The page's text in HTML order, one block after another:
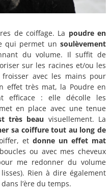
de coiffage. La poudre en
qui permet un soulèvement
du volume. Il suffit de
sur les racines et/ou les
avec les mains pour
effet très mat, la Poudre en
efficace : elle décolle les
en place avec une tenue
très beau visuellement. La
sa coiffure tout au long de
et donne un effet mat
ou avec mes cheveux
me redonner du volume
Rien à dire également
l’ère du temps.